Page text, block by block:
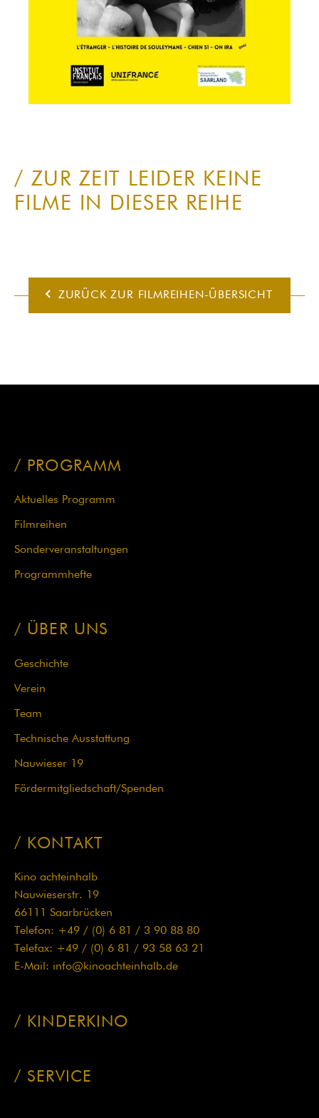
ZUR ZEIT LEIDER KEINE
FILME IN DIESER REIHE
ZURÜCK ZUR FILMREIHEN-ÜBERSICHT
PROGRAMM
Navigation
überspringen
Aktuelles Programm
Filmreihen
Sonderveranstaltungen
Programmhefte
ÜBER UNS
Geschichte
Verein
Team
Technische Ausstattung
Nauwieser 19
Fördermit­glied­schaft/Spenden
KONTAKT
Kino achteinhalb
Nauwieserstr. 19
66111 Saarbrücken
Telefon: +49 / (0) 6 81 / 3 90 88 80
Telefax: +49 / (0) 6 81 / 93 58 63 21
E-Mail: info@kinoachteinhalb.de
Navigation
KINDERKINO
SERVICE